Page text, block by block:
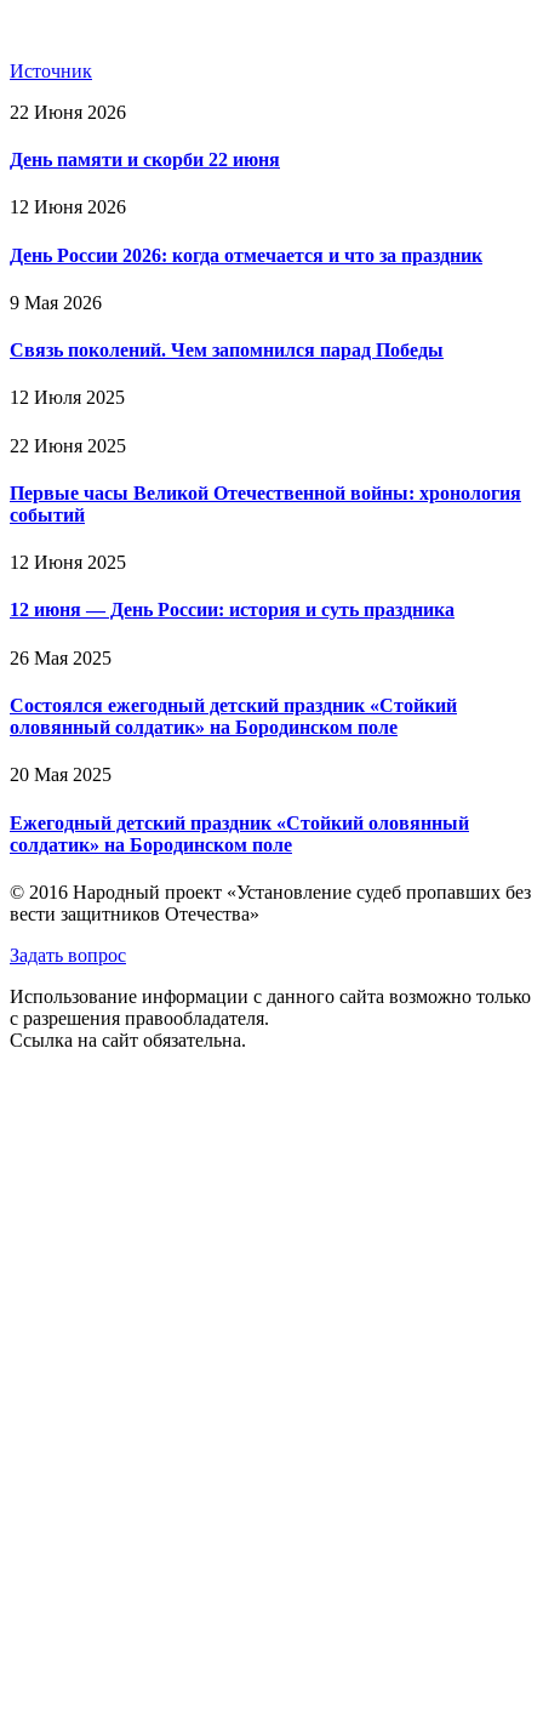
Источник
22 Июня 2026
День памяти и скорби 22 июня
12 Июня 2026
День России 2026: когда отмечается и что за праздник
9 Мая 2026
Связь поколений. Чем запомнился парад Победы
12 Июля 2025
22 Июня 2025
Первые часы Великой Отечественной войны: хронология
событий
12 Июня 2025
12 июня — День России: история и суть праздника
26 Мая 2025
Состоялся ежегодный детский праздник «Стойкий
оловянный солдатик» на Бородинском поле
20 Мая 2025
Ежегодный детский праздник «Стойкий оловянный
солдатик» на Бородинском поле
© 2016 Народный проект «Установление судеб пропавших без
вести защитников Отечества»
Задать вопрос
Использование информации с данного сайта возможно только
с разрешения правообладателя.
Ссылка на сайт обязательна.